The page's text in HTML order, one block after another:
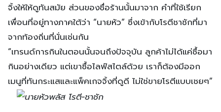
จิ้งให้ให้ดูทันสมัย ส่วนของชื่อร้านนั้นมาจาก คำที่ใช้เรียก
เพื่อนที่อยู่ทางภาคใต้ว่า “นายหัว” ซึ่งเข้ากับโรตีชาชักที่มา
จากท้องถิ่นที่นั่นเช่นกัน
“เทรนด์การกินในตอนนั้นจนถึงปัจจุบัน ลูกค้าไม่ได้แค่ซื้อมา
กินอย่างเดียว แต่เขาซื้อไลฟ์สไตล์ด้วย เราก็ต้องมีออก
เมนูที่ทันกระแสและแพ็คเกจจิ้งที่ดูดี ไม่ใช่ขายโรตีแบบเชยๆ”